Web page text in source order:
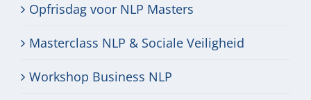
Opfrisdag voor NLP Masters
Masterclass NLP & Sociale Veiligheid
Workshop Business NLP